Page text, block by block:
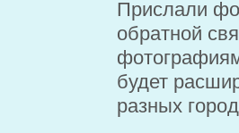
Прислали
обратной
будет
разных